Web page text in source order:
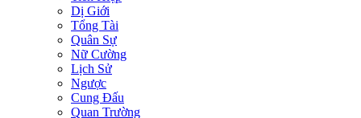
Dị Giới
Tổng Tài
Quân Sự
Nữ Cường
Lịch Sử
Ngược
Cung Đấu
Quan Trường